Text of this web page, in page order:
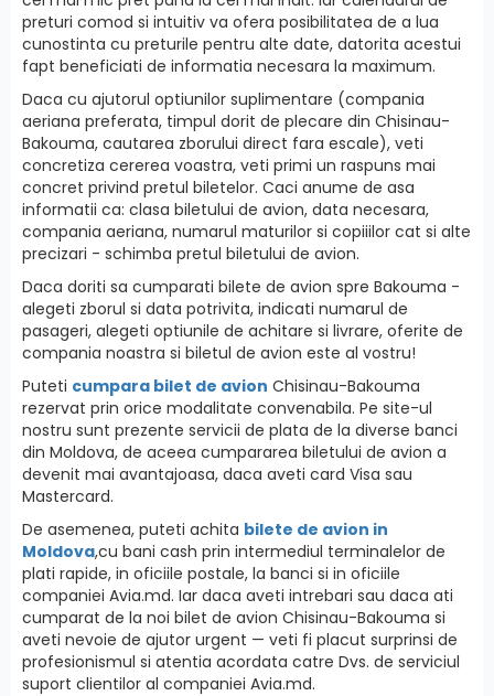
preturi comod si intuitiv va ofera posibilitatea de a lua
cunostinta cu preturile pentru alte date, datorita acestui
fapt beneficiati de informatia necesara la maximum.
Daca cu ajutorul optiunilor suplimentare (compania
aeriana preferata, timpul dorit de plecare din Chisinau-
Bakouma, cautarea zborului direct fara escale), veti
concretiza cererea voastra, veti primi un raspuns mai
concret privind pretul biletelor. Caci anume de asa
informatii ca: clasa biletului de avion, data necesara,
compania aeriana, numarul maturilor si copiiilor cat si alte
precizari - schimba pretul biletului de avion.
Daca doriti sa cumparati bilete de avion spre Bakouma -
alegeti zborul si data potrivita, indicati numarul de
pasageri, alegeti optiunile de achitare si livrare, oferite de
compania noastra si biletul de avion este al vostru!
Puteti cumpara bilet de avion Chisinau-Bakouma
rezervat prin orice modalitate convenabila. Pe site-ul
nostru sunt prezente servicii de plata de la diverse banci
din Moldova, de aceea cumpararea biletului de avion a
devenit mai avantajoasa, daca aveti card Visa sau
Mastercard.
De asemenea, puteti achita bilete de avion in
Moldova,cu bani cash prin intermediul terminalelor de
plati rapide, in oficiile postale, la banci si in oficiile
companiei Avia.md. Iar daca aveti intrebari sau daca ati
cumparat de la noi bilet de avion Chisinau-Bakouma si
aveti nevoie de ajutor urgent — veti fi placut surprinsi de
profesionismul si atentia acordata catre Dvs. de serviciul
suport clientilor al companiei Avia.md.